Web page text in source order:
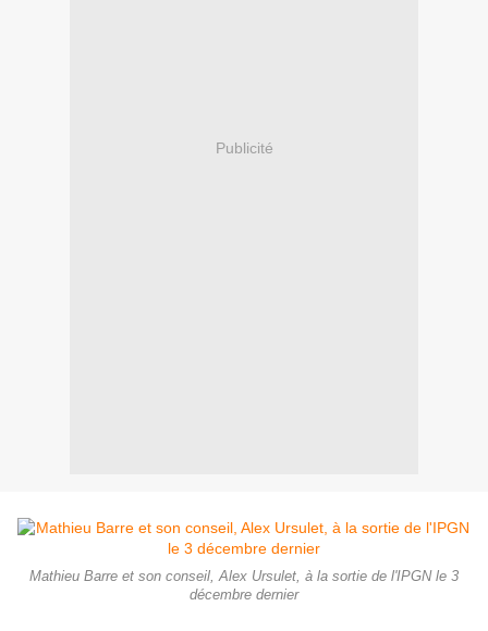
Publicité
Mathieu Barre et son conseil, Alex Ursulet, à la sortie de l'IPGN le 3
décembre dernier